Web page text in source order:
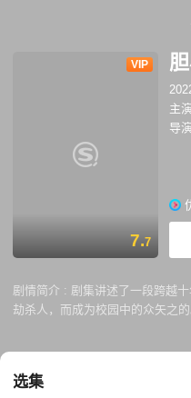
VIP
7.7
主演
导演
剧情简介 : 剧集讲述了一段跨越
劫杀人，而成为校园中的众矢之
始终坚定地站在他身边，四人建
选集